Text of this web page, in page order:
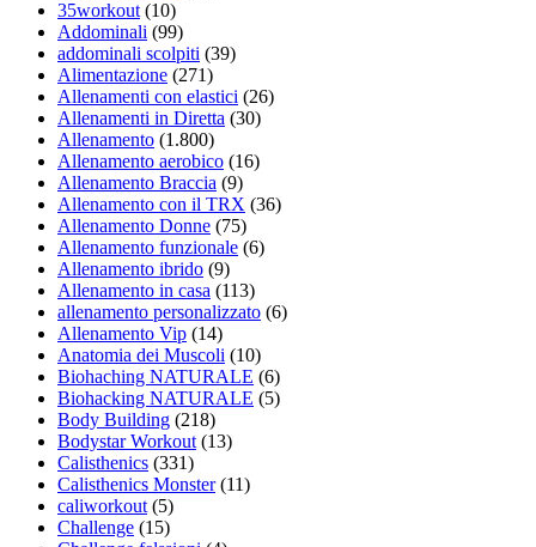
35workout (10)
Addominali (99)
addominali scolpiti (39)
Alimentazione (271)
Allenamenti con elastici (26)
Allenamenti in Diretta (30)
Allenamento (1.800)
Allenamento aerobico (16)
Allenamento Braccia (9)
Allenamento con il TRX (36)
Allenamento Donne (75)
Allenamento funzionale (6)
Allenamento ibrido (9)
Allenamento in casa (113)
allenamento personalizzato (6)
Allenamento Vip (14)
Anatomia dei Muscoli (10)
Biohaching NATURALE (6)
Biohacking NATURALE (5)
Body Building (218)
Bodystar Workout (13)
Calisthenics (331)
Calisthenics Monster(11)
caliworkout (5)
Challenge (15)